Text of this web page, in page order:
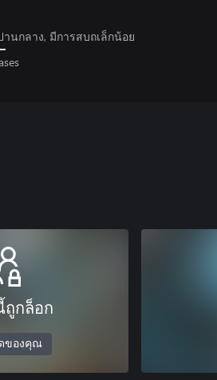
นกลาง, มีการสบถเล็กน้อย
ถูกล็อก
ของคุณ